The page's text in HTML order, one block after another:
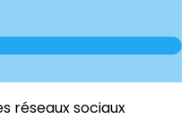
réseaux sociaux